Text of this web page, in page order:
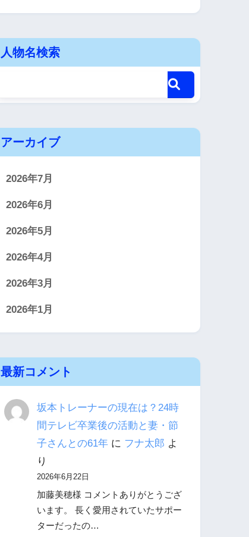
人物名検索
アーカイブ
2026年7月
2026年6月
2026年5月
2026年4月
2026年3月
2026年1月
最新コメント
坂本トレーナーの現在は？24時
間テレビ卒業後の活動と妻・節
子さんとの61年に フナ太郎 よ
り
2026年6月22日
加藤美穂様 コメントありがとうござ
います。 長く愛用されていたサポー
ターだったの…